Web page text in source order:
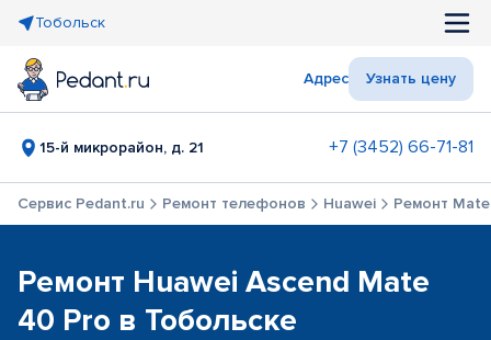
Тобольск
Адрес Узнать цену
15-й микрорайон, д. 21 +7 (3452) 66-71-81
Сервис Pedant.ru Ремонт телефонов Huawei Ремонт
Ремонт Huawei Ascend Mate
40 Pro в Тобольске